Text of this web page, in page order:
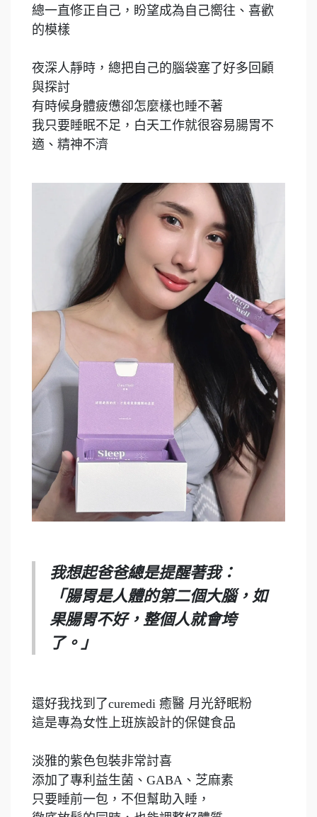
總一直修正自己，盼望成為自己嚮往、喜歡
的模樣
夜深人靜時，總把自己的腦袋塞了好多回顧
與探討
有時候身體疲憊卻怎麼樣也睡不著
我只要睡眠不足，白天工作就很容易腸胃不
適、精神不濟
我想起爸爸總是提醒著我：
「腸胃是人體的第二個大腦，如
果腸胃不好，整個人就會垮
了。」
還好我找到了curemedi 癒醫 月光舒眠粉
這是專為女性上班族設計的保健食品
淡雅的紫色包裝非常討喜
添加了專利益生菌、GABA、芝麻素
只要睡前一包，不但幫助入睡，